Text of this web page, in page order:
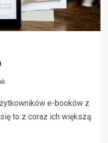
e-booków z
to z coraz ich większą